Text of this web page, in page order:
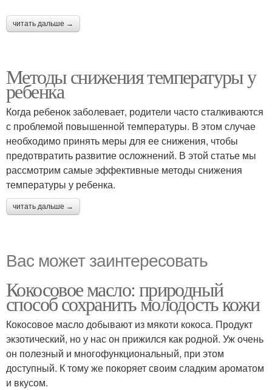
читать дальше →
Методы снижения температуры у
ребенка
Когда ребенок заболевает, родители часто сталкиваются
с проблемой повышенной температуры. В этом случае
необходимо принять меры для ее снижения, чтобы
предотвратить развитие осложнений. В этой статье мы
рассмотрим самые эффективные методы снижения
температуры у ребенка.
читать дальше →
Вас может заинтересовать
Кокосовое масло: природный
способ сохранить молодость кожи
Кокосовое масло добывают из мякоти кокоса. Продукт
экзотический, но у нас он прижился как родной. Уж очень
он полезный и многофункциональный, при этом
доступный. К тому же покоряет своим сладким ароматом
и вкусом.